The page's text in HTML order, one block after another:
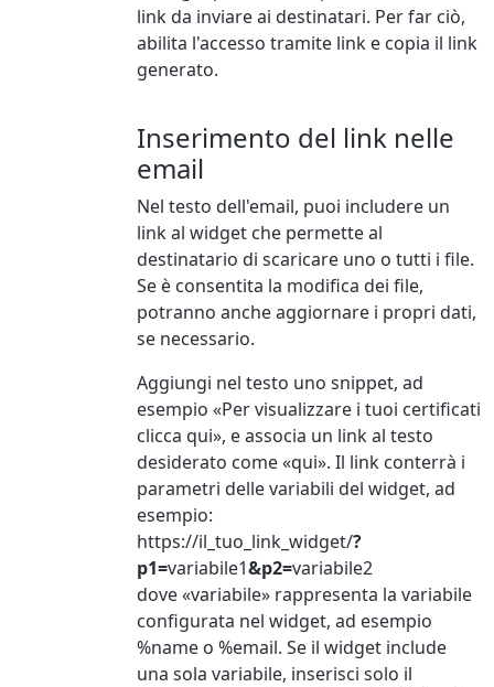
link da inviare ai destinatari. Per far ciò,
abilita l'accesso tramite link e copia il link
generato.
Inserimento del link nelle
email
Nel testo dell'email, puoi includere un
link al widget che permette al
destinatario di scaricare uno o tutti i file.
Se è consentita la modifica dei file,
potranno anche aggiornare i propri dati,
se necessario.
Aggiungi nel testo uno snippet, ad
esempio «Per visualizzare i tuoi certificati
clicca qui», e associa un link al testo
desiderato come «qui». Il link conterrà i
parametri delle variabili del widget, ad
esempio:
https://il_tuo_link_widget/?
p1=variabile1&p2=variabile2
dove «variabile» rappresenta la variabile
configurata nel widget, ad esempio
%name o %email. Se il widget include
una sola variabile, inserisci solo il